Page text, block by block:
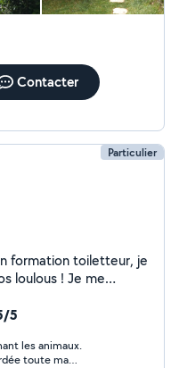
Contacter
Particulier
loulous ! Je me
5
les animaux.
toute ma